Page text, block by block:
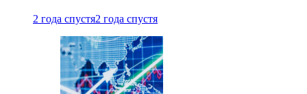
2 года спустя2 года спустя